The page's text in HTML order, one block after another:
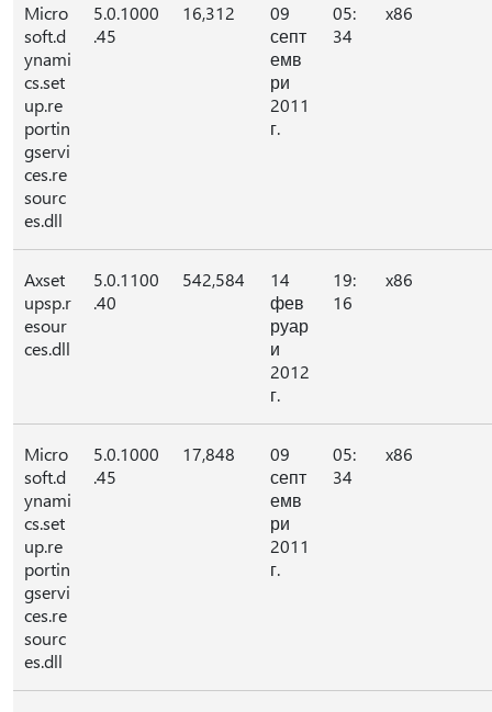
Micro
soft.d
ynami
cs.set
up.re
portin
gservi
ces.re
sourc
es.dll
5.0.1000
.45
16,312
09
септ
емв
ри
2011
г.
05:
34
x86
Axset
upsp.r
esour
ces.dll
5.0.1100
.40
542,584
14
фев
руар
и
2012
г.
19:
16
x86
Micro
soft.d
ynami
cs.set
up.re
portin
gservi
ces.re
sourc
es.dll
5.0.1000
.45
17,848
09
септ
емв
ри
2011
г.
05:
34
x86